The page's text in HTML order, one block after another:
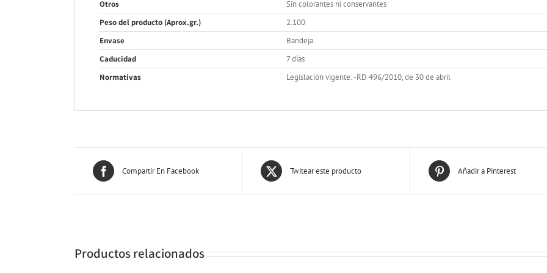
Otros
Sin colorantes ni conservantes
Peso del producto (Aprox.gr.)
2.100
Envase
Bandeja
Caducidad
7 días
Normativas
Legislación vigente: -RD 496/2010, de 30 de abril
Compartir En Facebook Twitear este producto Añadir a Pinterest
Productos relacionados